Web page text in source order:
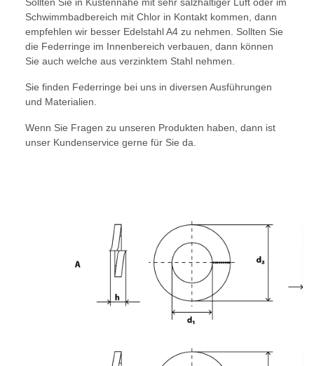
Schwimmbadbereich mit Chlor in Kontakt kommen, dann
empfehlen wir besser Edelstahl A4 zu nehmen. Sollten Sie
die Federringe im Innenbereich verbauen, dann können
Sie auch welche aus verzinktem Stahl nehmen.
Sie finden Federringe bei uns in diversen Ausführungen
und Materialien.
Wenn Sie Fragen zu unseren Produkten haben, dann ist
unser Kundenservice gerne für Sie da.